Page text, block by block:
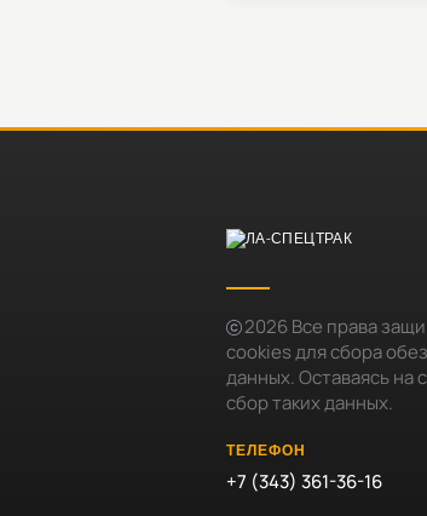
2026Все права
cookies для сбора
данных. Оставаясь на
сбор таких данных.
ТЕЛЕФОН
+7 (343) 361-36-16